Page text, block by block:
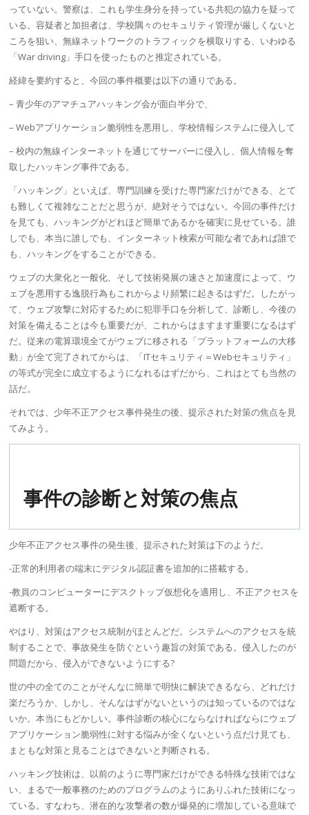
っていない。警察は、これも学生身分を持っている共犯の協力を疑って
いる。容疑者と加担者は、学校隅々のセキュリティ管理が厳しくないと
ころを狙い、無線ネットワークの トラフィックを横取りする、いわゆる
「War driving」手口を使ったものと推定されている。
経緯を要約すると、今回の事件概要は以下の通りである。
– 青少年のアマチュアハッキング会が面白半分で、
– Webアプリケーション脆弱性を悪用し、学校情報システムに侵入して
– 校内の無線インターネットを通じてサーバーに侵入し、個人情報を奪
取したハッキング事件である。
「ハッキング」といえば、専門訓練を受けた専門家だけができる、とて
も難しくて複雑なことだと思うが、絶対そうではない。今回の事件だけ
を見ても、ハッキングがどれほど簡単であるかを確実に見せている。誰
しでも、本当に誰しでも、インターネット検索が可能な者であれば誰で
も、ハッキングをすることができる。
ウェブの大衆化と一般化、そして技術発展の速さと加速度によって、ウ
ェブを悪用する逸脱行為もこれからより頻繁に起きるはずだ。したがっ
て、ウェブ攻撃に対応するために犯罪手口を分析して、診断し、今後の
対策を備えることは今も重要だが、これからはますます重要になるはず
だ。従来の電算環境全てがウェブに移される「プラットフォームの大移
動」が全て完了されてからは、「ITセキュリティ＝Webセキュリティ 」
の等式が完全に成立するようになれるはずだから、これはとても当然の
話だ。
それでは、少年不正アクセス事件発生の後、提示された対策の焦点を見
てみよう。
事件の診断と対策の焦点
少年不正アクセス事件の発生後、提示された対策は下のようだ。
-正常的利用者の端末にデジタル認証書を追加的に搭載する。
-教員のコンピューターにデスクトップ仮想化を適用し、不正アクセスを
遮断する。
やはり、対策はアクセス統制がほとんどだ。システムへのアクセスを統
制することで、事故発生を防ぐという趣旨の対策である。侵入したのが
問題だから、侵入ができないようにする?
世の中の全てのことがそんなに簡単で明快に解決できるなら、どれだけ
楽だろうか、しかし、そんなはずがないというのは知っているのではな
いか。本当にもどかしい。事件診断の核心にならなければならにウェブ
アプリケーション脆弱性に対する悩みが全くないという点だけ見ても、
まともな対策と見ることはできないと判断される。
ハッキング技術は、以前のように専門家だけができる特殊な技術ではな
い、まるで一般事務のためのプログラムのようにありふれた技術になっ
ている。すなわち、潜在的な攻撃者の数が爆発的に増加している意味で